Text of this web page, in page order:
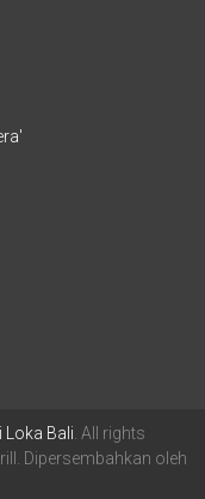
Loka Bali . All rights
Dipersembahkan oleh